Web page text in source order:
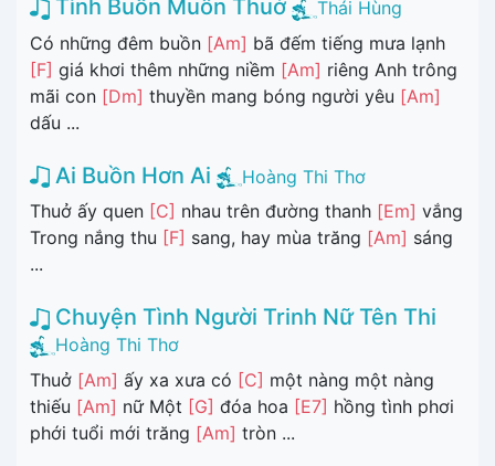
Tình Buồn Muôn Thuở
Thái Hùng
Có những đêm buồn [Am] bã đếm tiếng mưa lạnh
[F] giá khơi thêm những niềm [Am] riêng Anh trông
mãi con [Dm] thuyền mang bóng người yêu [Am]
dấu ...
Ai Buồn Hơn Ai
Hoàng Thi Thơ
Thuở ấy quen [C] nhau trên đường thanh [Em] vắng
Trong nắng thu [F] sang, hay mùa trăng [Am] sáng
...
Chuyện Tình Người Trinh Nữ Tên Thi
Hoàng Thi Thơ
Thuở [Am] ấy xa xưa có [C] một nàng một nàng
thiếu [Am] nữ Một [G] đóa hoa [E7] hồng tình phơi
phới tuổi mới trăng [Am] tròn ...